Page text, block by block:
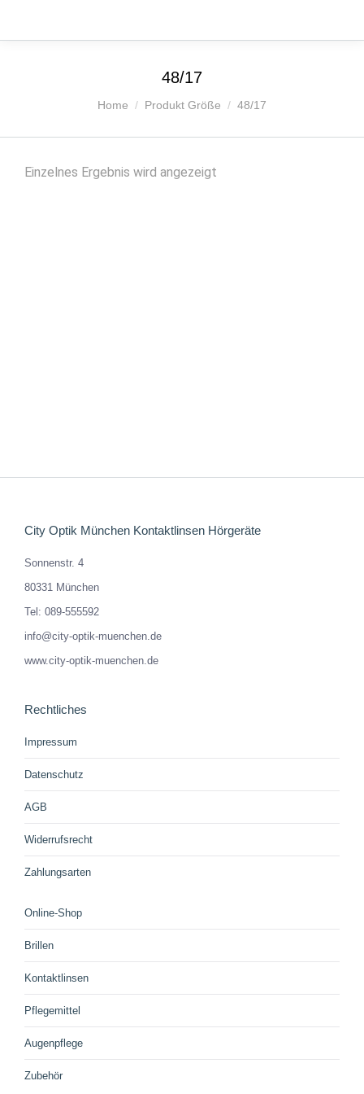
48/17
Sie befinden sich hier:
Home Produkt Größe 48/17
Einzelnes Ergebnis wird angezeigt
City Optik München Kontaktlinsen Hörgeräte
Sonnenstr. 4
80331 München
Tel: 089-555592
info@city-optik-muenchen.de
www.city-optik-muenchen.de
Rechtliches
Impressum
Datenschutz
AGB
Widerrufsrecht
Zahlungsarten
Online-Shop
Brillen
Kontaktlinsen
Pflegemittel
Augenpflege
Zubehör